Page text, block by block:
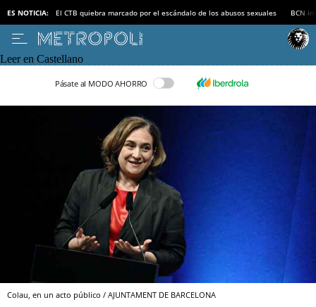
ES NOTICIA: El CTB quiebra marcado por el escándalo de los abusos sexuales BCN
Leer en Castellano
Pásate al MODO AHORRO
Colau, en un acto público / AJUNTAMENT DE BARCELONA